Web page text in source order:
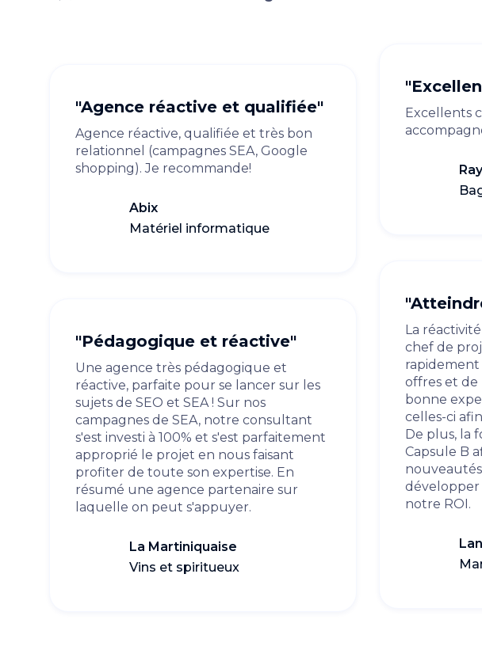
"Agence réactive et qualifiée"
Agence réactive, qualifiée et très bon
relationnel (campagnes SEA, Google
shopping). Je recommande!
Abix
Matériel informatique
Excellents
"Pédagogique et réactive"
Une agence très pédagogique et
réactive, parfaite pour se lancer sur les
sujets de SEO et SEA ! Sur nos
campagnes de SEA, notre consultant
s'est investi à 100% et s'est parfaitement
approprié le projet en nous faisant
profiter de toute son expertise. En
résumé une agence partenaire sur
laquelle on peut s'appuyer.
La Martiniquaise
Vins et spiritueux
La
chef de
rapidement
offres et
bonne
celles-ci
De plus, la
Capsule B
développer
notre ROI.